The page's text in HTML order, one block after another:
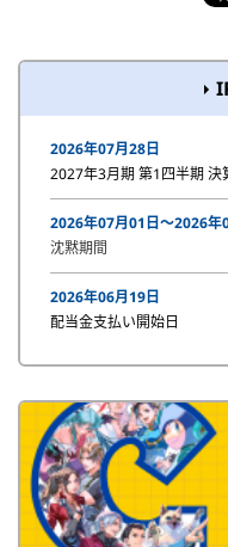
2026年07月28日
2027年3月期 第1四半期 決
2026年07月01日〜2026年
沈黙期間
2026年06月19日
配当金支払い開始日